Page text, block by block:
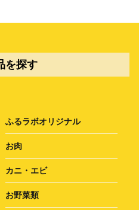
を探す
ふるラボオリジナル
お肉
カニ・エビ
お野菜類